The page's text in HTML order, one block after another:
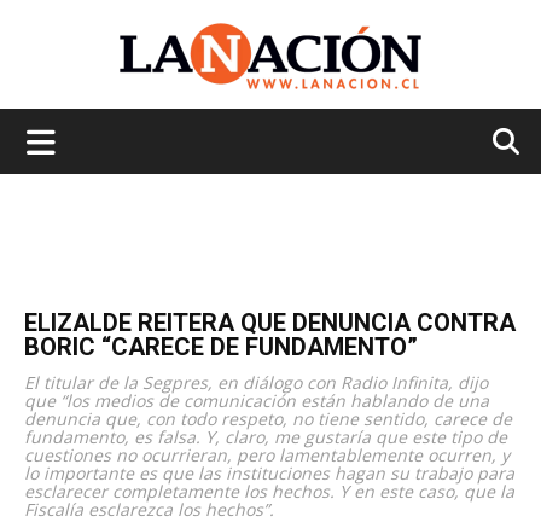
ELIZALDE REITERA QUE DENUNCIA CONTRA
BORIC “CARECE DE FUNDAMENTO”
El titular de la Segpres, en diálogo con Radio Infinita, dijo
que “los medios de comunicación están hablando de una
denuncia que, con todo respeto, no tiene sentido, carece de
fundamento, es falsa. Y, claro, me gustaría que este tipo de
cuestiones no ocurrieran, pero lamentablemente ocurren, y
lo importante es que las instituciones hagan su trabajo para
esclarecer completamente los hechos. Y en este caso, que la
Fiscalía esclarezca los hechos”.